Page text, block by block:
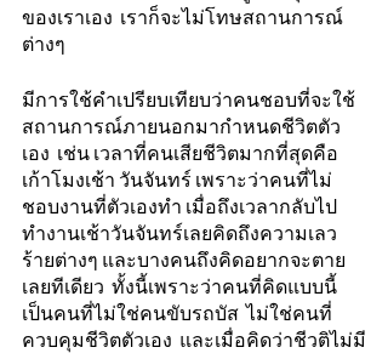
ของเราเอง  เราก็จะไม่โทษสถานการณ์
ต่างๆ
มีการใช้คำเปรียบเทียบว่าคนชอบที่จะใช้
สถานการณ์ภายนอกมากำหนดชีวิตตัว
เอง  เช่น เวลาที่คนเสียชีวิตมากที่สุดคือ
เก้าโมงเช้า วันจันทร์ เพราะว่าคนที่ไม่
ชอบงานที่ตัวเองทำ เมื่อถึงเวลากลับไป
ทำงานเช้าวันจันทร์เลยคิดถึงความเลว
ร้ายต่างๆ และบางคนถึงคิดอยากจะตาย
เลยทีเดียว  ทั้งนี้เพราะว่าคนที่คิดแบบนี้
เป็นคนที่ไม่ใช่คนขับรถบัส  ไม่ใช่คนที่
ควบคุมชีวิตตัวเอง  และเมื่อคิดว่าชีวติไม่มี